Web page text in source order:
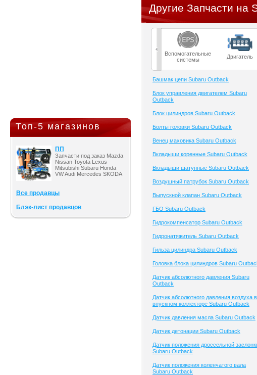
Топ-5 магазинов
ПП
Запчасти под заказ Mazda
Nissan Toyota Lexus
Mitsubishi Subaru Honda
VW Audi Mercedes SKODA
Все продавцы
Блэк-лист продавцов
Другие Запчасти на
Вспомогательные
системы
Двигатель
Башмак цепи Subaru Outback
Блок управления двигателем Subaru
Outback
Блок цилиндров Subaru Outback
Болты головки Subaru Outback
Венец маховика Subaru Outback
Вкладыши коренные Subaru Outback
Вкладыши шатунные Subaru Outback
Воздушный патрубок Subaru Outback
Выпускной клапан Subaru Outback
ГБО Subaru Outback
Гидрокомпенсатор Subaru Outback
Гидронатяжитель Subaru Outback
Гильза цилиндра Subaru Outback
Головка блока цилиндров Subaru
Датчик абсолютного давления Subaru
Outback
Датчик абсолютного давления воздуха
впускном коллекторе Subaru Outback
Датчик давления масла Subaru Outback
Датчик детонации Subaru Outback
Датчик положения дроссельной
Subaru Outback
Датчик положения коленчатого вала
Subaru Outback